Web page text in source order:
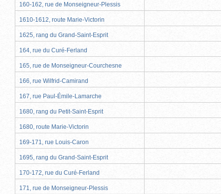
160-162, rue de Monseigneur-Plessis
1610-1612, route Marie-Victorin
1625, rang du Grand-Saint-Esprit
164, rue du Curé-Ferland
165, rue de Monseigneur-Courchesne
166, rue Wilfrid-Camirand
167, rue Paul-Émile-Lamarche
1680, rang du Petit-Saint-Esprit
1680, route Marie-Victorin
169-171, rue Louis-Caron
1695, rang du Grand-Saint-Esprit
170-172, rue du Curé-Ferland
171, rue de Monseigneur-Plessis